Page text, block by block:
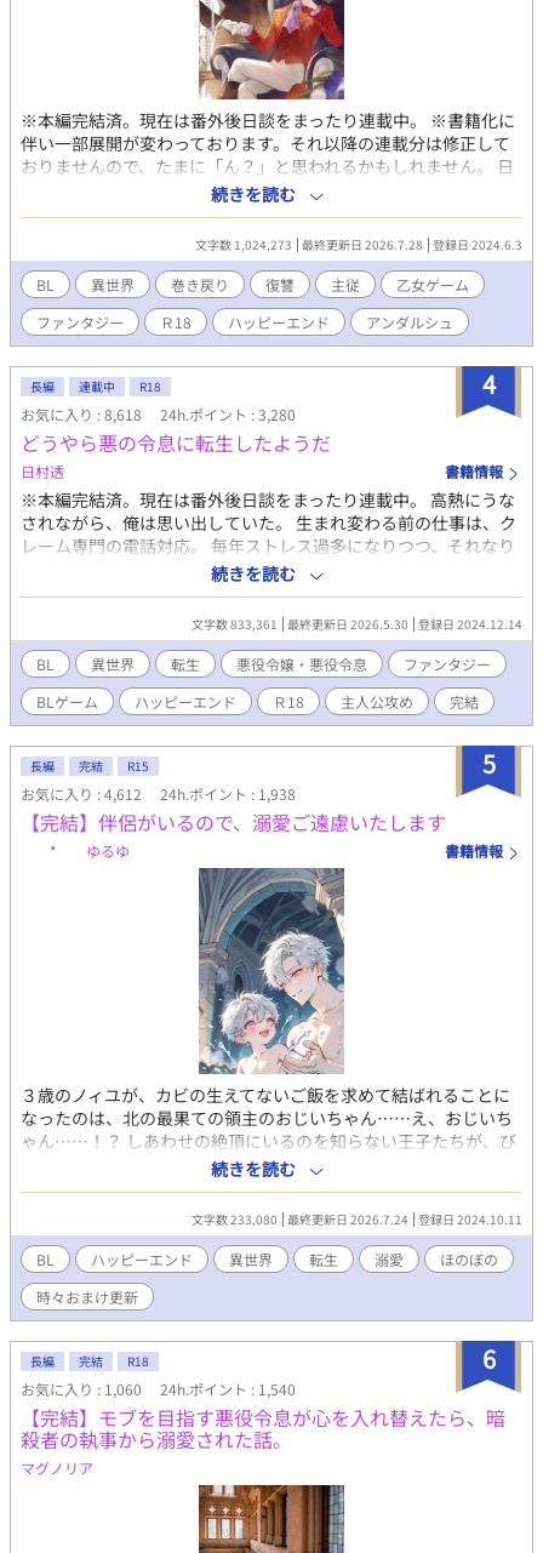
※本編完結済。現在は番外後日談をまったり連載中。 ※書籍化に
伴い一部展開が変わっております。それ以降の連載分は修正して
おりませんので、たまに「ん？」と思われるかもしれません。 日
本人男性だった『俺』は、目覚めたら赤い髪の美少年になってい
た。 記憶を辿り、どうやらこれは乙女ゲームのキャラクターの子
供時代だと気付く。 それも、自分が仕事で製作に関わっていたゲ
ームの、個人的な不憫ランキングナンバー１に輝いていた悪役令
息オルフェオ・ロッソだ。 しかしこの悪役、本当に悪だったの
か？ なんか違わない？ 巻き戻って明らかになる真実に『俺』
は激怒する。 表に出なかった裏設定の記憶を駆使し、ヒロインと
元凶から何もかもを奪うべく、生まれ変わったオルフェオの脱・
悪役計画が始まった。
続きを読む
文字数 1,024,273 最終更新日 2026.7.28 登録日 2024.6.3
BL 異世界 巻き戻り 復讐 主従
乙女ゲーム
ファンタジー
Ｒ18 ハッピーエンド アンダルシュ
4
長編 連載中 R18
お気に入り : 8,618 24h.ポイント : 3,280
どうやら悪の令息に転生したようだ
日村透 書籍情報
※本編完結済。現在は番外後日談をまったり連載中。 高熱にうな
されながら、俺は思い出していた。 生まれ変わる前の仕事は、ク
レーム専門の電話対応。 毎年ストレス過多になりつつ、それなり
に平和な日々を送っていたある日、妹に泣きつかれてBLノベルゲ
ームをプレイした。 そのゲーム、まず主人公がひどい。攻略対象
もひどい。 悪役令嬢アデリナ様はどう見ても悲劇の令嬢だし、悪
役令息リシェルも救いがなさ過ぎる。 「こいつら助けてあげた
い……！」 妹と二人して語り合っていたら、なんとアデリナ様の
弟ランハートとして転生することに。 ――拝啓 妹よ。我らの望
みが叶う時が来た。 俺は必ずやアデリナ様とリシェルを悲劇の運
命から助け出し、元凶どもを駆逐してみせよう……！
続きを読む
文字数 833,361 最終更新日 2026.5.30 登録日 2024.12.14
BL 異世界 転生 悪役令嬢・悪役令息
ファンタジー
BLゲーム
ハッピーエンド Ｒ18 主人公攻め 完結
5
長編 完結 R15
お気に入り : 4,612 24h.ポイント : 1,938
【完結】伴侶がいるので、溺愛ご遠慮いたします
* ゆるゆ 書籍情報
３歳のノィユが、カビの生えてないご飯を求めて結ばれることに
なったのは、北の最果ての領主のおじいちゃん……え、おじいち
ゃん……！？ しあわせの絶頂にいるのを知らない王子たちが、び
っくりして憐れんで溺愛してくれそうなのですが、結構です！ め
ちゃくちゃかっこよくて可愛い伴侶がいますので！ 本編完結済。
おまけのお話を時々更新したりしています。 皆さまの応援のおか
げで『もふもふ獣人に転生したら、最愛の推しに溺愛されていま
す』書籍化、心から、ありがとうございます！ ふたりの動画をつ
くりました！ もしよかったら、プロフのwebサイトからどうぞで
す！ 表紙や動画にはAIを使っていますが、小説にはAIを使ってお
りません
続きを読む
文字数 233,080 最終更新日 2026.7.24 登録日 2024.10.11
BL ハッピーエンド 異世界 転生 溺愛
ほのぼの
時々おまけ更新
6
長編 完結 R18
お気に入り : 1,060 24h.ポイント : 1,540
【完結】モブを目指す悪役令息が心を入れ替えたら、暗
殺者の執事から溺愛された話。
マグノリア